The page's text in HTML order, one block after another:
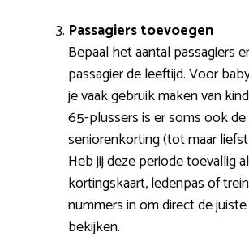
Passagiers toevoegen
Bepaal het aantal passagiers
passagier de leeftijd. Voor
je vaak gebruik maken van
65-plussers is er soms ook
seniorenkorting (tot maar
Heb jij deze periode toevallig
kortingskaart, ledenpas of
nummers in om direct de
bekijken.